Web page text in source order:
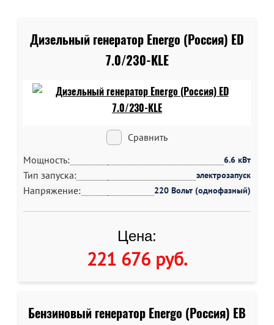
Дизельный генератор Energo (Россия) ED
7.0/230-KLE
Сравнить
Мощность:
6.6 кВт
Тип запуска: электрозапуск
Напряжение: 220 Вольт (однофазный)
Цена:
221 676 руб.
Бензиновый генератор Energo (Россия) EB